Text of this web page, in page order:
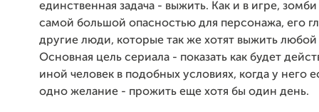
единственная задача - выжить. Как и в игре, зомби
самой большой опасностью для персонажа, его
другие люди, которые так же хотят выжить
Основная цель сериала - показать как будет
иной человек в подобных условиях, когда у него
одно желание - прожить еще хотя бы один день.